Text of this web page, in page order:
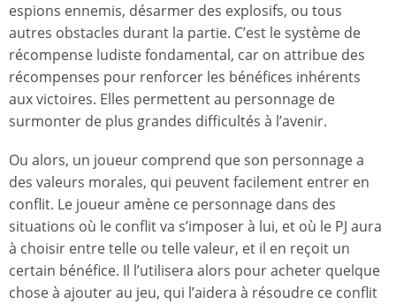
espions ennemis, désarmer des explosifs, ou tous
autres obstacles durant la partie. C’est le système de
récompense ludiste fondamental, car on attribue des
récompenses pour renforcer les bénéfices inhérents
aux victoires. Elles permettent au personnage de
surmonter de plus grandes difficultés à l’avenir.
Ou alors, un joueur comprend que son personnage a
des valeurs morales, qui peuvent facilement entrer en
conflit. Le joueur amène ce personnage dans des
situations où le conflit va s’imposer à lui, et où le PJ aura
à choisir entre telle ou telle valeur, et il en reçoit un
certain bénéfice. Il l’utilisera alors pour acheter quelque
chose à ajouter au jeu, qui l’aidera à résoudre ce conflit